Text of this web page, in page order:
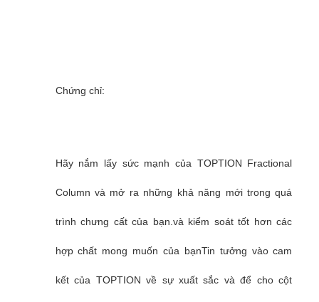
Chứng chỉ:
Hãy nắm lấy sức mạnh của TOPTION Fractional
Column và mở ra những khả năng mới trong quá
trình chưng cất của bạn.và kiểm soát tốt hơn các
hợp chất mong muốn của bạnTin tưởng vào cam
kết của TOPTION về sự xuất sắc và để cho cột